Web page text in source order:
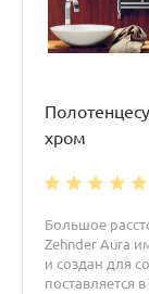
хром
Большое
Zehnder Aura
и создан для
поставляется